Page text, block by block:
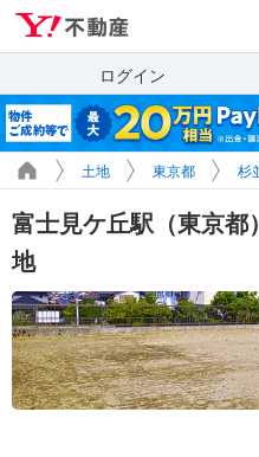
ログイン
土地 東京都 杉
富士見ケ丘駅（東京
地